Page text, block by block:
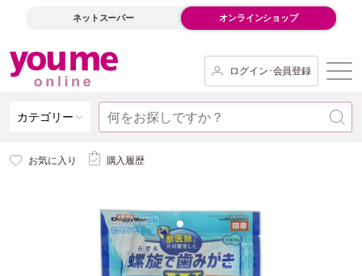
ネットスーパー オンラインショップ
ログイン･会員登録
カテゴリー
お気に入り 購入履歴